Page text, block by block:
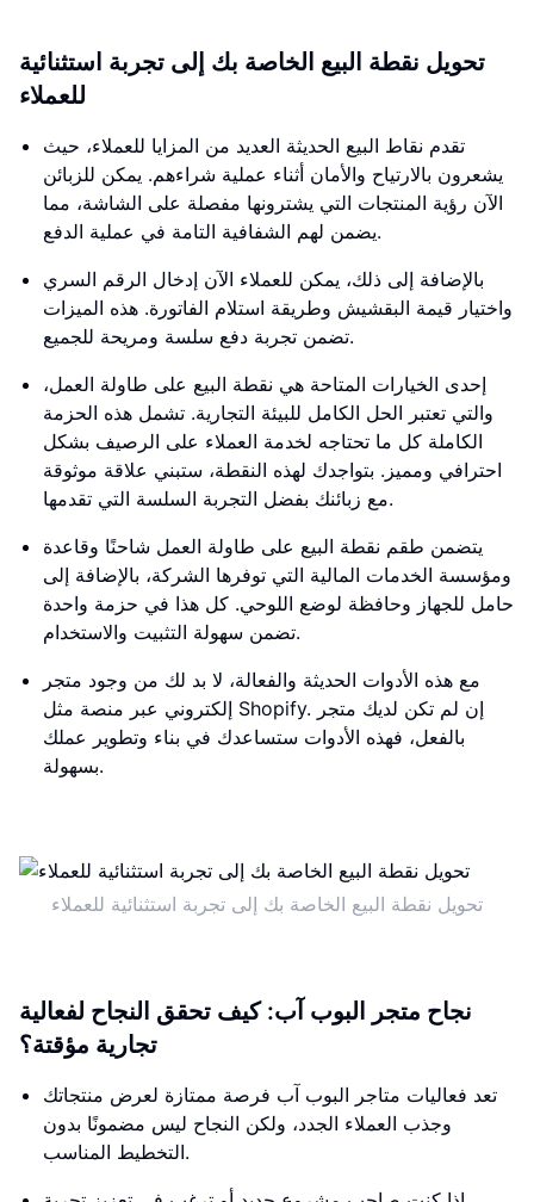
تحويل نقطة البيع الخاصة بك إلى تجربة استثنائية
للعملاء
تقدم نقاط البيع الحديثة العديد من المزايا للعملاء، حيث
يشعرون بالارتياح والأمان أثناء عملية شراءهم. يمكن للزبائن
الآن رؤية المنتجات التي يشترونها مفصلة على الشاشة، مما
يضمن لهم الشفافية التامة في عملية الدفع.
بالإضافة إلى ذلك، يمكن للعملاء الآن إدخال الرقم السري
واختيار قيمة البقشيش وطريقة استلام الفاتورة. هذه الميزات
تضمن تجربة دفع سلسة ومريحة للجميع.
إحدى الخيارات المتاحة هي نقطة البيع على طاولة العمل،
والتي تعتبر الحل الكامل للبيئة التجارية. تشمل هذه الحزمة
الكاملة كل ما تحتاجه لخدمة العملاء على الرصيف بشكل
احترافي ومميز. بتواجدك لهذه النقطة، ستبني علاقة موثوقة
مع زبائنك بفضل التجربة السلسة التي تقدمها.
يتضمن طقم نقطة البيع على طاولة العمل شاحنًا وقاعدة
ومؤسسة الخدمات المالية التي توفرها الشركة، بالإضافة إلى
حامل للجهاز وحافظة لوضع اللوحي. كل هذا في حزمة واحدة
تضمن سهولة التثبيت والاستخدام.
مع هذه الأدوات الحديثة والفعالة، لا بد لك من وجود متجر
إلكتروني عبر منصة مثل Shopify. إن لم تكن لديك متجر
بالفعل، فهذه الأدوات ستساعدك في بناء وتطوير عملك
بسهولة.
تحويل نقطة البيع الخاصة بك إلى تجربة استثنائية للعملاء
نجاح متجر البوب ​​آب: كيف تحقق النجاح لفعالية
تجارية مؤقتة؟
تعد فعاليات متاجر البوب ​​آب فرصة ممتازة لعرض منتجاتك
وجذب العملاء الجدد، ولكن النجاح ليس مضمونًا بدون
التخطيط المناسب.